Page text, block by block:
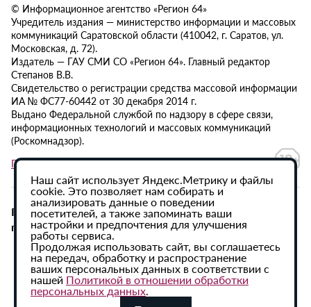
© Информационное агентство «Регион 64»
Учредитель издания — министерство информации и массовых
коммуникаций Саратовской области (410042, г. Саратов, ул.
Московская, д. 72).
Издатель — ГАУ СМИ СО «Регион 64». Главный редактор
Степанов В.В.
Свидетельство о регистрации средства массовой информации
ИА № ФС77-60442 от 30 декабря 2014 г.
Выдано Федеральной службой по надзору в сфере связи,
информационных технологий и массовых коммуникаций
(Роскомнадзор).
Политика в отношении обработки персональных данных
При использовании материалов сайта активная
гиперссылка на ИА «Регион 64» обязательна.
Наш сайт использует Яндекс.Метрику и файлы
cookie. Это позволяет нам собирать и
анализировать данные о поведении
посетителей, а также запоминать ваши
настройки и предпочтения для улучшения
работы сервиса.
Продолжая использовать сайт, вы соглашаетесь
на передач, обработку и распространение
ваших персональных данных в соответствии с
нашей Политикой в отношении обработки
персональных данных.